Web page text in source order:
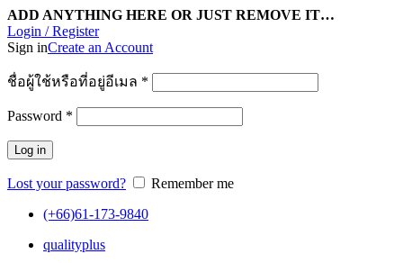
ADD ANYTHING HERE OR JUST REMOVE IT…
Login / Register
Sign inCreate an Account
ชื่อผู้ใช้หรือที่อยู่อีเมล *
Password *
Log in
Lost your password?
Remember me
(+66)61-173-9840
qualityplus